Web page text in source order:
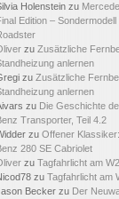
Holenstein zu
Edition –
zu Zusätzliche
anlernen
zu Zusätzliche
anlernen
zu Die Geschichte
Transporter, Teil 4.2
zu Offener
280 SE Cabriolet
zu Tagfahrlicht am
zu Tagfahrlicht am
Becker zu Der